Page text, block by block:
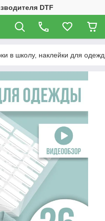
DTF
в школу, наклейки для